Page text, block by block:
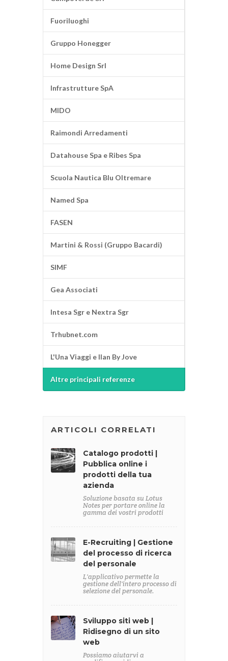
Fuoriluoghi
Gruppo Honegger
Home Design Srl
Infrastrutture SpA
MIDO
Raimondi Arredamenti
Datahouse Spa e Ribes Spa
Scuola Nautica Blu Oltremare
Named Spa
FASEN
Martini & Rossi (Gruppo Bacardi)
SIMF
Gea Associati
Intesa Sgr e Nextra Sgr
Trhubnet.com
L'Una Viaggi e Ilan By Jove
Altre principali referenze
ARTICOLI CORRELATI
Catalogo prodotti |
Pubblica online i
prodotti della tua
azienda
Soluzione basata su Lotus
Notes per portare online la
gamma dei vostri prodotti
E-Recruiting | Gestione
del processo di ricerca
del personale
L'applicativo permette la
gestione dell'intero processo di
selezione del personale.
Sviluppo siti web |
Ridisegno di un sito
web
Possiamo aiutarvi a